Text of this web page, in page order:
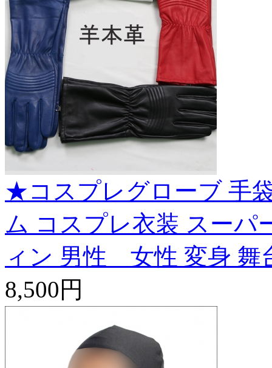
★コスプレグローブ 手
ム コスプレ衣装 スーパ
ィン 男性 女性 変身 舞
8,500円